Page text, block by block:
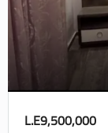
L.E9,500,000